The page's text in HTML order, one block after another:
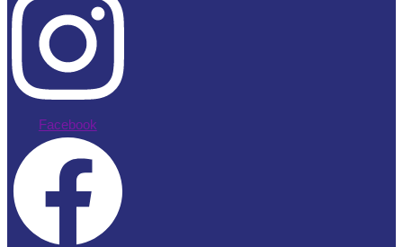
Facebook